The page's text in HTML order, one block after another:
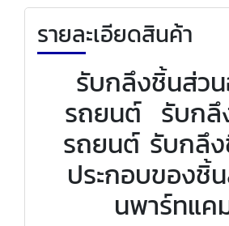
รายละเอียดสินค้า
รับกลึงชิ้นส่วน
รถยนต์ รับกลึ
รถยนต์ รับกลึ
ประกอบของชิ้
นพาร์ทแค